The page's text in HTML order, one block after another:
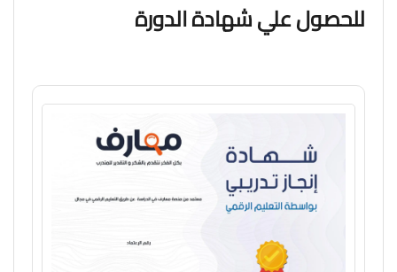
للحصول علي شهادة الدورة